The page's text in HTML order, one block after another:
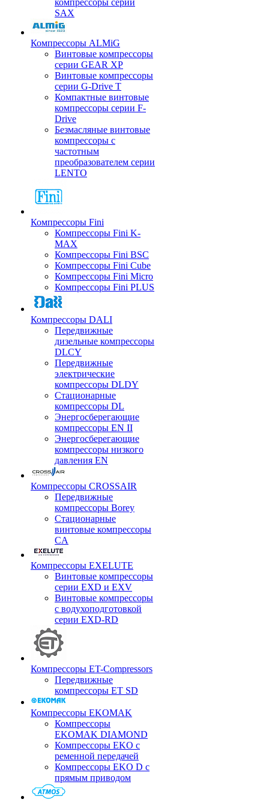
компрессоры серии
SAX
Компрессоры ALMiG
Винтовые компрессоры
серии GEAR XP
Винтовые компрессоры
серии G-Drive T
Компактные винтовые
компрессоры серии F-
Drive
Безмасляные винтовые
компрессоры с
частотным
преобразователем серии
LENTO
Компрессоры Fini
Компрессоры Fini K-
MAX
Компрессоры Fini BSC
Компрессоры Fini Cube
Компрессоры Fini Micro
Компрессоры Fini PLUS
Компрессоры DALI
Передвижные
дизельные компрессоры
DLCY
Передвижные
электрические
компрессоры DLDY
Стационарные
компрессоры DL
Энергосберегающие
компрессоры EN II
Энергосберегающие
компрессоры низкого
давления EN
Компрессоры CROSSAIR
Передвижные
компрессоры Borey
Стационарные
винтовые компрессоры
CA
Компрессоры EXELUTE
Винтовые компрессоры
серии EXD и EXV
Винтовые компрессоры
с водухоподготовкой
серии EXD-RD
Компрессоры ET-Compressors
Передвижные
компрессоры ET SD
Компрессоры EKOMAK
Компрессоры
EKOMAK DIAMOND
Компрессоры EKO c
ременной передачей
Компрессоры EKO D с
прямым приводом